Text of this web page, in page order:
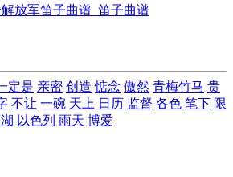
放军笛子曲谱_笛子曲谱
定是 亲密 创造 惦念 傲然 青梅竹马 贵
不让 一碗 天上 日历 监督 各色 笔下 限
以色列 雨天 博爱